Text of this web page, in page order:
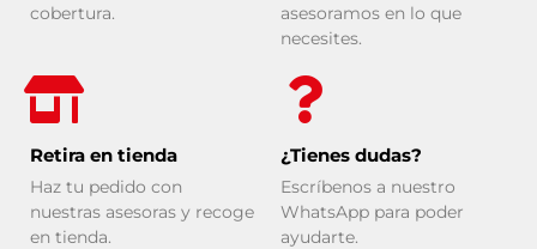
cobertura.
asesoramos en lo que
necesites.
Retira en tienda
Haz tu pedido con
nuestras asesoras y recoge
en tienda.
¿Tienes dudas?
Escríbenos a nuestro
WhatsApp para poder
ayudarte.